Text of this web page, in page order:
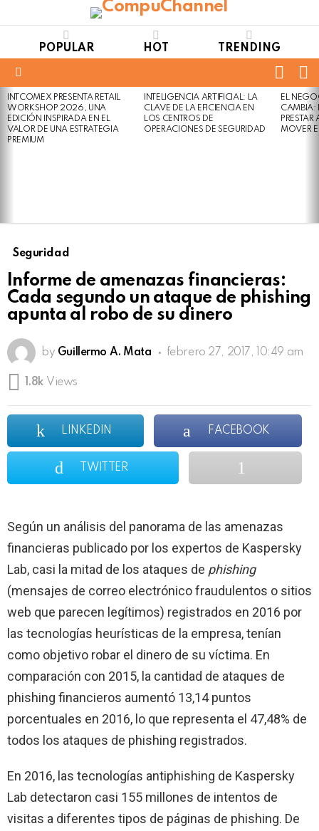
POPULAR HOT TRENDING
LATEST
STORIES
INTCOMEX PRESENTA RETAIL
WORKSHOP 2026, UNA
EDICIÓN INSPIRADA EN EL
VALOR DE UNA ESTRATEGIA
PREMIUM
INTELIGENCIA ARTIFICIAL: LA
CLAVE DE LA EFICIENCIA EN
LOS CENTROS DE
OPERACIONES DE SEGURIDAD
EL
CAMBIA:
MOVER
Seguridad
Informe de amenazas financieras:
Cada segundo un ataque de phishing
apunta al robo de su dinero
by Guillermo A. Mata febrero 27, 2017, 10:49 am
1.8k Views
LINKEDIN FACEBOOK
TWITTER
Según un análisis del panorama de las amenazas
financieras publicado por los expertos de Kaspersky
Lab, casi la mitad de los ataques de phishing
(mensajes de correo electrónico fraudulentos o sitios
web que parecen legítimos) registrados en 2016 por
las tecnologías heurísticas de la empresa, tenían
como objetivo robar el dinero de su víctima. En
comparación con 2015, la cantidad de ataques de
phishing financieros aumentó 13,14 puntos
porcentuales en 2016, lo que representa el 47,48% de
todos los ataques de phishing registrados.
En 2016, las tecnologías antiphishing de Kaspersky
Lab detectaron casi 155 millones de intentos de
visitas a diferentes tipos de páginas de phishing. De